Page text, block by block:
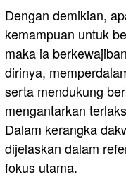
Dengan demikian,
kemampuan untuk
maka ia
dirinya,
serta mendukung
mengantarkan
Dalam kerangka
dijelaskan dalam
fokus utama.